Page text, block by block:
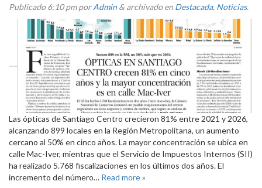
Publicado6:10 pmporAdmin & archivado en Destacada, Noticias.
Las ópticas de Santiago Centro crecieron 81% entre 2021 y 2026,
alcanzando 899 locales en la Región Metropolitana, un aumento
cercano al 50% en cinco años. La mayor concentración se ubica en
calle Mac-Iver, mientras que el Servicio de Impuestos Internos (SII)
ha realizado 5.768 fiscalizaciones en los últimos dos años. El
incremento del número… Read more »